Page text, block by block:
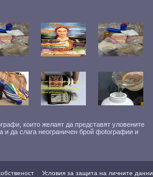
които желаят да представят уловените
и да слага неограничен брой фоtографии и
Условия за защита на личните данни